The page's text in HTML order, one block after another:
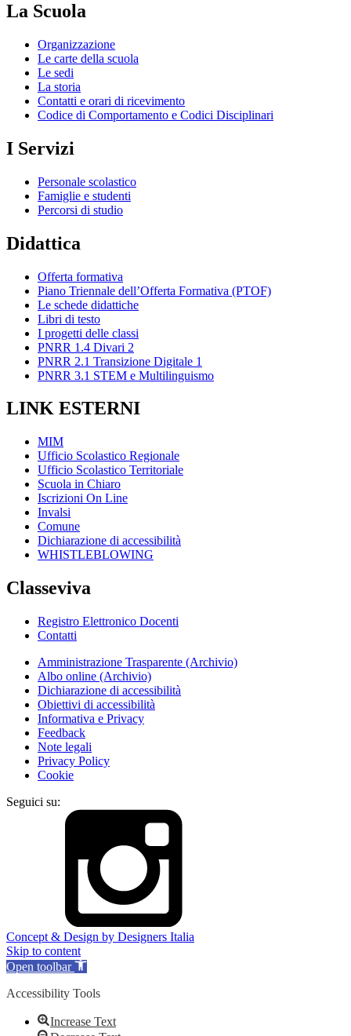
La Scuola
Organizzazione
Le carte della scuola
Le sedi
La storia
Contatti e orari di ricevimento
Codice di Comportamento e Codici Disciplinari
I Servizi
Personale scolastico
Famiglie e studenti
Percorsi di studio
Didattica
Offerta formativa
Piano Triennale dell’Offerta Formativa (PTOF)
Le schede didattiche
Libri di testo
I progetti delle classi
PNRR 1.4 Divari 2
PNRR 2.1 Transizione Digitale 1
PNRR 3.1 STEM e Multilinguismo
LINK ESTERNI
MIM
Ufficio Scolastico Regionale
Ufficio Scolastico Territoriale
Scuola in Chiaro
Iscrizioni On Line
Invalsi
Comune
Dichiarazione di accessibilità
WHISTLEBLOWING
Classeviva
Registro Elettronico Docenti
Contatti
Amministrazione Trasparente (Archivio)
Albo online (Archivio)
Dichiarazione di accessibilità
Obiettivi di accessibilità
Informativa e Privacy
Feedback
Note legali
Privacy Policy
Cookie
Seguici su:
Concept & Design by Designers Italia
Skip to content
Open toolbar
Accessibility Tools
Increase Text